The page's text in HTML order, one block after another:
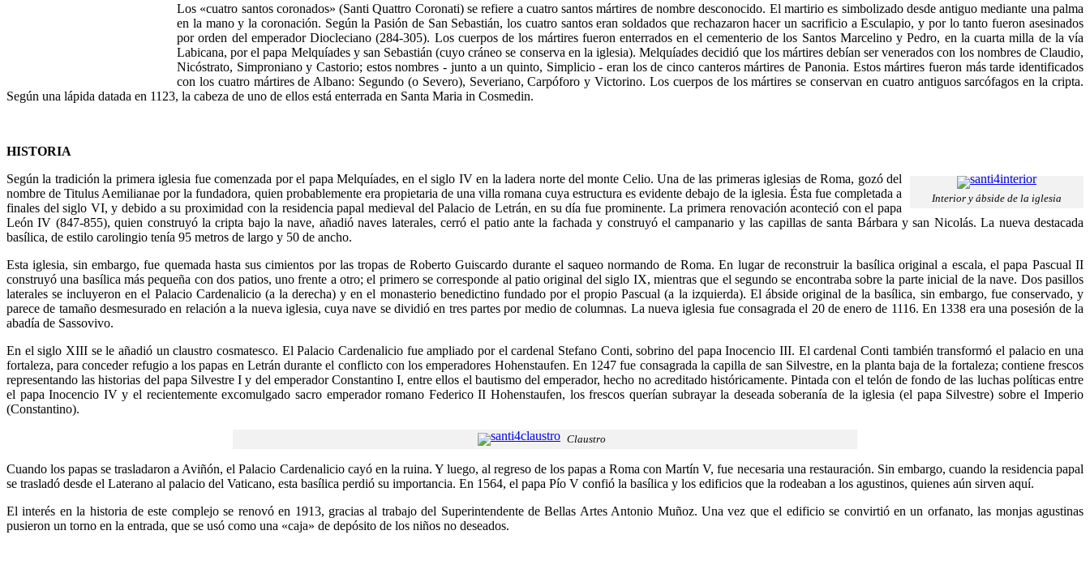
Los «cuatro santos coronados» (Santi Quattro Coronati) se refiere a cuatro santos mártires de nombre desconocido. El martirio es simbolizado desde antiguo mediante una palma
en la mano y la coronación. Según la Pasión de San Sebastián, los cuatro santos eran soldados que rechazaron hacer un sacrificio a Esculapio, y por lo tanto fueron asesinados
por orden del emperador Diocleciano (284-305). Los cuerpos de los mártires fueron enterrados en el cementerio de los Santos Marcelino y Pedro, en la cuarta milla de la vía
Labicana, por el papa Melquíades y san Sebastián (cuyo cráneo se conserva en la iglesia). Melquíades decidió que los mártires debían ser venerados con los nombres de Claudio,
Nicóstrato, Simproniano y Castorio; estos nombres - junto a un quinto, Simplicio - eran los de cinco canteros mártires de Panonia. Estos mártires fueron más tarde identificados
con los cuatro mártires de Albano: Segundo (o Severo), Severiano, Carpóforo y Victorino. Los cuerpos de los mártires se conservan en cuatro antiguos sarcófagos en la cripta.
Según una lápida datada en 1123, la cabeza de uno de ellos está enterrada en Santa Maria in Cosmedin.
HISTORIA
Interior y ábside de la iglesia
Según la tradición la primera iglesia fue comenzada por el papa Melquíades, en el siglo IV en la ladera norte del monte Celio. Una de las primeras iglesias de Roma, gozó del
nombre de Titulus Aemilianae por la fundadora, quien probablemente era propietaria de una villa romana cuya estructura es evidente debajo de la iglesia. Ésta fue completada a
finales del siglo VI, y debido a su proximidad con la residencia papal medieval del Palacio de Letrán, en su día fue prominente. La primera renovación aconteció con el papa
León IV (847-855), quien construyó la cripta bajo la nave, añadió naves laterales, cerró el patio ante la fachada y construyó el campanario y las capillas de santa Bárbara y san Nicolás. La nueva destacada
basílica, de estilo carolingio tenía 95 metros de largo y 50 de ancho.
Esta iglesia, sin embargo, fue quemada hasta sus cimientos por las tropas de Roberto Guiscardo durante el saqueo normando de Roma. En lugar de reconstruir la basílica original a escala, el papa Pascual II
construyó una basílica más pequeña con dos patios, uno frente a otro; el primero se corresponde al patio original del siglo IX, mientras que el segundo se encontraba sobre la parte inicial de la nave. Dos pasillos
laterales se incluyeron en el Palacio Cardenalicio (a la derecha) y en el monasterio benedictino fundado por el propio Pascual (a la izquierda). El ábside original de la basílica, sin embargo, fue conservado, y
parece de tamaño desmesurado en relación a la nueva iglesia, cuya nave se dividió en tres partes por medio de columnas. La nueva iglesia fue consagrada el 20 de enero de 1116. En 1338 era una posesión de la
abadía de Sassovivo.
En el siglo XIII se le añadió un claustro cosmatesco. El Palacio Cardenalicio fue ampliado por el cardenal Stefano Conti, sobrino del papa Inocencio III. El cardenal Conti también transformó el palacio en una
fortaleza, para conceder refugio a los papas en Letrán durante el conflicto con los emperadores Hohenstaufen. En 1247 fue consagrada la capilla de san Silvestre, en la planta baja de la fortaleza; contiene frescos
representando las historias del papa Silvestre I y del emperador Constantino I, entre ellos el bautismo del emperador, hecho no acreditado históricamente. Pintada con el telón de fondo de las luchas políticas entre
el papa Inocencio IV y el recientemente excomulgado sacro emperador romano Federico II Hohenstaufen, los frescos querían subrayar la deseada soberanía de la iglesia (el papa Silvestre) sobre el Imperio
(Constantino).
Claustro
Cuando los papas se trasladaron a Aviñón, el Palacio Cardenalicio cayó en la ruina. Y luego, al regreso de los papas a Roma con Martín V, fue necesaria una restauración. Sin embargo, cuando la residencia papal
se trasladó desde el Laterano al palacio del Vaticano, esta basílica perdió su importancia. En 1564, el papa Pío V confió la basílica y los edificios que la rodeaban a los agustinos, quienes aún sirven aquí.
El interés en la historia de este complejo se renovó en 1913, gracias al trabajo del Superintendente de Bellas Artes Antonio Muñoz. Una vez que el edificio se convirtió en un orfanato, las monjas agustinas
pusieron un torno en la entrada, que se usó como una «caja» de depósito de los niños no deseados.